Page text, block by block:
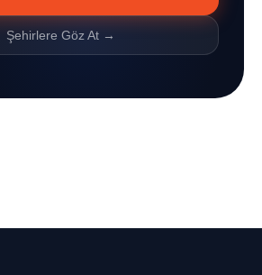
Şehirlere Göz At →